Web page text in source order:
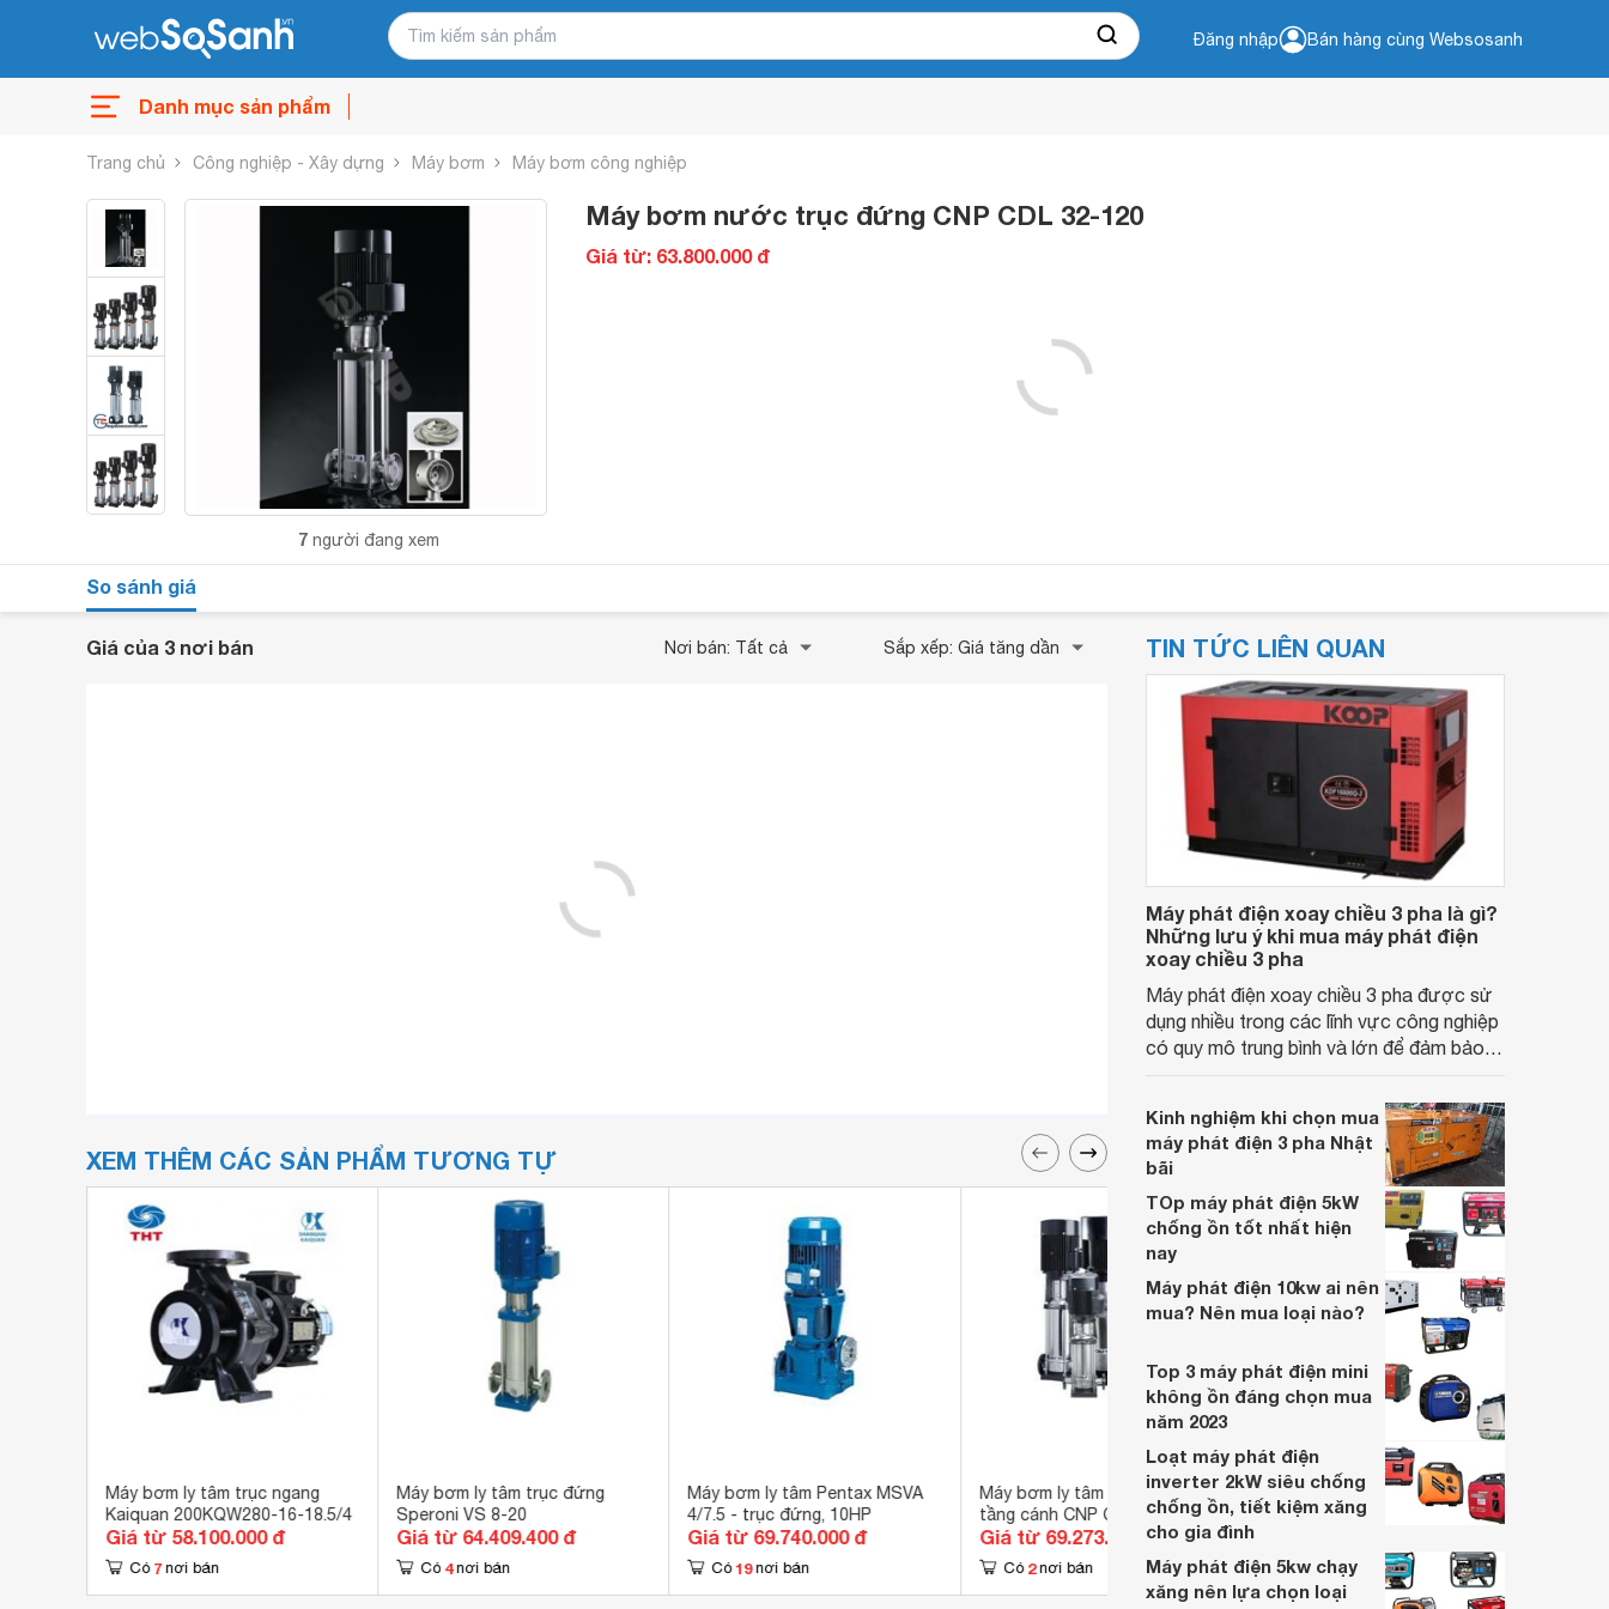
Đăng nhập Bán hàng cùng Websosanh
Danh mục sản phẩm
Trang chủ Công nghiệp - Xây dựng Máy bơm Máy bơm công nghiệp
7 người đang xem
Máy bơm nước trục đứng CNP CDL 32-120
Giá từ: 63.800.000 đ
So sánh giá
Giá của 3 nơi bán Nơi bán: Tất cả Sắp xếp: Giá tăng dần
XEM THÊM CÁC SẢN PHẨM TƯƠNG TỰ
Máy bơm ly tâm trục ngang
Kaiquan 200KQW280-16-18.5/4
Giá từ 58.100.000 đ
Có 7 nơi bán
Máy bơm ly tâm trục đứng
Speroni VS 8-20
Giá từ 64.409.400 đ
Có 4 nơi bán
Máy bơm ly tâm Pentax MSVA
4/7.5 - trục đứng, 10HP
Giá từ 69.740.000 đ
Có 19 nơi bán
Máy bơm ly tâm trục đứng đa
tầng cánh CNP CDL 42-50
Giá từ 69.273.600 đ
Có 2 nơi bán
Máy bơm ly tâm trục đứng
Ebara EVMSG10 22F5/11 15HP
Có 3 nơi bán
TIN TỨC LIÊN QUAN
Máy phát điện xoay chiều 3 pha là gì?
Những lưu ý khi mua máy phát điện
xoay chiều 3 pha
Máy phát điện xoay chiều 3 pha được sử
dụng nhiều trong các lĩnh vực công nghiệp
có quy mô trung bình và lớn để đảm bảo
Kinh nghiệm khi chọn mua
máy phát điện 3 pha Nhật
bãi
TOp máy phát điện 5kW
chống ồn tốt nhất hiện
nay
Máy phát điện 10kw ai nên
mua? Nên mua loại nào?
Top 3 máy phát điện mini
không ồn đáng chọn mua
năm 2023
Loạt máy phát điện
inverter 2kW siêu chống
chống ồn, tiết kiệm xăng
cho gia đình
Máy phát điện 5kw chạy
xăng nên lựa chọn loại